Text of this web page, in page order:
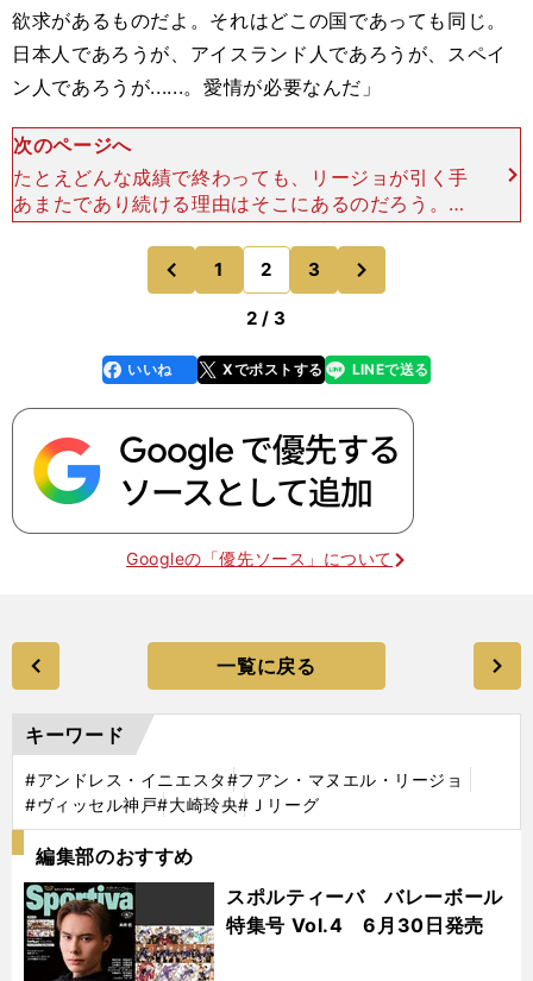
欲求があるものだよ。それはどこの国であっても同じ。
日本人であろうが、アイスランド人であろうが、スペイ
ン人であろうが......。愛情が必要なんだ」
次のページへ
たとえどんな成績で終わっても、リージョが引く手
あまたであり続ける理由はそこにあるのだろう。選
手が充実感を感じている。それがフットボールの幸
せを生み出すのだ。「たとえば、なお（藤田直之）
はボランチなのに
前
のページへ
1 2 3
2 / 3
faceboo
k
いいね Xでポストする
line LINEで送る
Googleの「優先ソース」について
一覧に戻る
キーワード
#アンドレス・イニエスタ#フアン・マヌエル・リージョ
#ヴィッセル神戸#大崎玲央#Ｊリーグ
編集部のおすすめ
スポルティーバ バレーボール
特集号 Vol.4 6月30日発売